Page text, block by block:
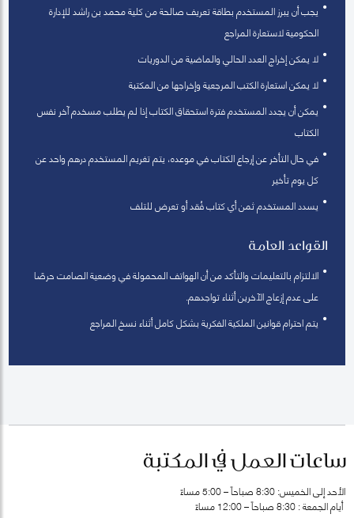
يجب أن يبرز المستخدم بطاقة تعريف صالحة من كلية محمد بن راشد للإدارة
الحكومية لاستعارة المراجع
لا يمكن إخراج العدد الحالي والماضية من الدوريات
لا يمكن استعارة الكتب المرجعية وإخراجها من المكتبة
يمكن أن يجدد المستخدم فترة استحقاق الكتاب إذا لم يطلب مسخدم آخر نفس
الكتاب
في حال التأخر عن إرجاع الكتاب في موعده، يتم تغريم المستخدم درهم واحد عن
كل يوم تأخير
يسدد المستخدم ثمن أي كتاب فُقد أو تعرض للتلف
القواعد العامة
الالتزام بالتعليمات والتأكد من أن الهواتف المحمولة في وضعية الصامت حرصًا
على عدم إزعاج الآخرين أثناء تواجدهم.
يتم احترام قوانين الملكية الفكرية بشكل كامل أثناء نسخ المراجع
ساعات العمل في المكتبة
الأحد إلى الخميس: 8:30 صباحاً – 5:00 مساءً
أيام الجمعة : 8:30 صباحاً – 12:00 مساءً